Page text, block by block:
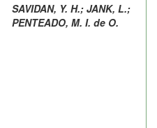
SAVIDAN, Y. H.; JANK, L.;
PENTEADO, M. I. de O.